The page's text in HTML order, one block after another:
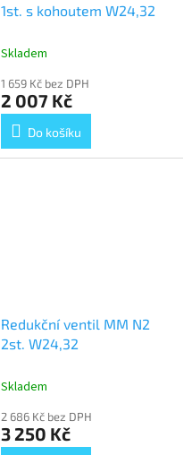
1st. s kohoutem W24,32
Skladem
1 659 Kč bez DPH
2 007 Kč
Do košíku
Redukční ventil MM N2
2st. W24,32
Skladem
2 686 Kč bez DPH
3 250 Kč